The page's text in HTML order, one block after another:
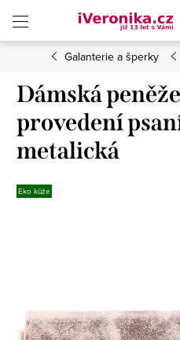
obsah
Galanterie a šperky
Dámská
provedení
metalická
Eko kůže